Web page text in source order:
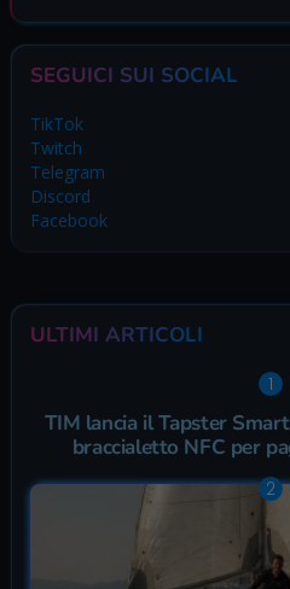
SEGUICI SUI SOCIAL
TikTok
Twitch
Telegram
Discord
Facebook
ULTIMI ARTICOLI
TIM lancia il Tapster
braccialetto NFC per